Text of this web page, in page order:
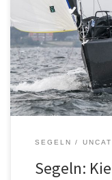
Wochenende von
Handballer des THW
Niederlage
beim seglerischen
SEGELN
Segeln: